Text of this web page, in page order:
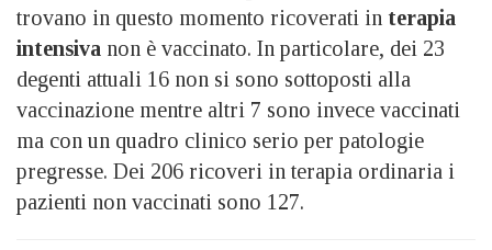
trovano in questo momento ricoverati in terapia
intensiva non è vaccinato. In particolare, dei 23
degenti attuali 16 non si sono sottoposti alla
vaccinazione mentre altri 7 sono invece vaccinati
ma con un quadro clinico serio per patologie
pregresse. Dei 206 ricoveri in terapia ordinaria i
pazienti non vaccinati sono 127.